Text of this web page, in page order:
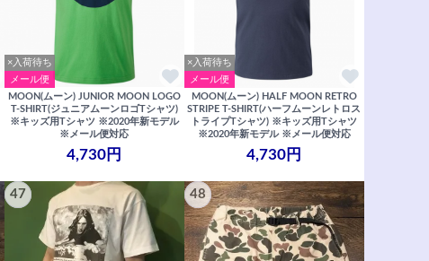
×入荷待ち
メール便
MOON(ムーン) JUNIOR MOON LOGO
T-SHIRT(ジュニアムーンロゴTシャツ)
※キッズ用Tシャツ ※2020年新モデル
※メール便対応
4,730円
×入荷待ち
メール便
MOON(ムーン) HALF MOON RETRO
STRIPE T-SHIRT(ハーフムーンレトロス
トライプTシャツ) ※キッズ用Tシャツ
※2020年新モデル ※メール便対応
4,730円
47 48